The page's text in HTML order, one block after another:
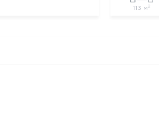
113 м2